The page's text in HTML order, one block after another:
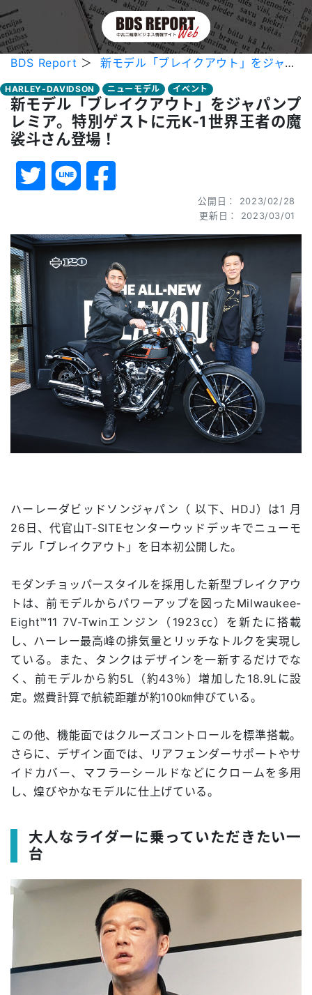
BDS Report ＞ 新モデル「ブレイクアウト」をジャパンプレミア。特別ゲストに元K-1世界王者の魔裟斗さん登場！
HARLEY-DAVIDSON ニューモデル イベント
新モデル「ブレイクアウト」をジャパンプ
レミア。特別ゲストに元K-1世界王者の魔
裟斗さん登場！
公開日： 2023/02/28
更新日： 2023/03/01
ハーレーダビッドソンジャパン（ 以下、HDJ）は1 月
26日、代官山T-SITEセンターウッドデッキでニューモ
デル「ブレイクアウト」を日本初公開した。
モダンチョッパースタイルを採用した新型ブレイクアウ
トは、前モデルからパワーアップを図ったMilwaukee-
Eight™11 7V-Twinエンジン（1923㏄）を新たに搭載
し、ハーレー最高峰の排気量とリッチなトルクを実現し
ている。また、タンクはデザインを一新するだけでな
く、前モデルから約5L（約43％）増加した18.9Lに設
定。燃費計算で航続距離が約100㎞伸びている。
この他、機能面ではクルーズコントロールを標準搭載。
さらに、デザイン面では、リアフェンダーサポートやサ
イドカバー、マフラーシールドなどにクロームを多用
し、煌びやかなモデルに仕上げている。
大人なライダーに乗っていただきたい一
台